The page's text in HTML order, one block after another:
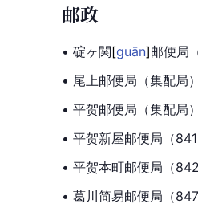
邮政
• 碇ヶ関[guān]邮便局
• 尾上邮便局（集配局
• 平贺邮便局（集配局
• 平贺新屋邮便局（
• 平贺本町邮便局（
• 葛川简易邮便局（